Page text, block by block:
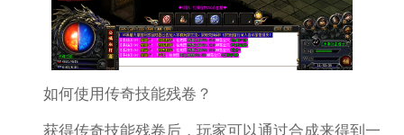
如何使用传奇技能残卷？
获得传奇技能残卷后，玩家可以通过合成来得到一